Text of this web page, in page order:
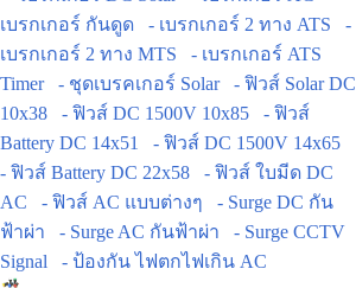
เบรกเกอร์ กันดูด
- เบรกเกอร์ 2 ทาง ATS
-
เบรกเกอร์ 2 ทาง MTS
- เบรกเกอร์ ATS
Timer
- ชุดเบรคเกอร์ Solar
- ฟิวส์ Solar DC
10x38
- ฟิวส์ DC 1500V 10x85
- ฟิวส์
Battery DC 14x51
- ฟิวส์ DC 1500V 14x65
- ฟิวส์ Battery DC 22x58
- ฟิวส์ ใบมีด DC
AC
- ฟิวส์ AC แบบต่างๆ
- Surge DC กัน
ฟ้าผ่า
- Surge AC กันฟ้าผ่า
- Surge CCTV
Signal
- ป้องกัน ไฟตกไฟเกิน AC